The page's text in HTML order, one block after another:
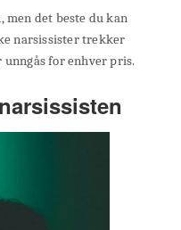
men det beste du kan
narsissister trekker
unngås for enhver pris.